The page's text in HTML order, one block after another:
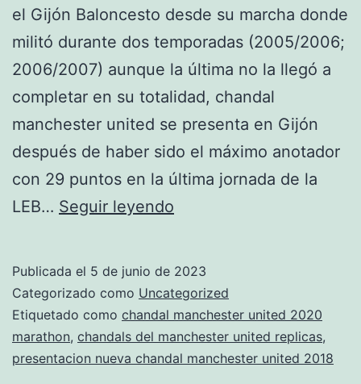
el Gijón Baloncesto desde su marcha donde
militó durante dos temporadas (2005/2006;
2006/2007) aunque la última no la llegó a
completar en su totalidad, chandal
manchester united se presenta en Gijón
después de haber sido el máximo anotador
con 29 puntos en la última jornada de la
LEB… Seguir leyendo
mujer
peru
Publicada el 5 de junio de 2023
Categorizado como Uncategorized
Etiquetado como chandal manchester united 2020
marathon, chandals del manchester united replicas,
presentacion nueva chandal manchester united 2018